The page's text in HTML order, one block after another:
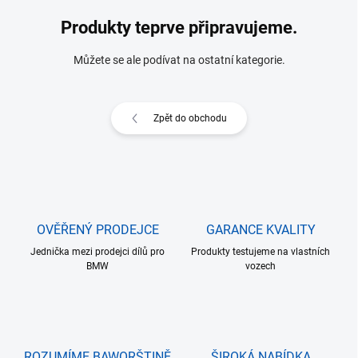
Produkty teprve připravujeme.
Můžete se ale podívat na ostatní kategorie.
Zpět do obchodu
OVĚŘENÝ PRODEJCE
Jednička mezi prodejci dílů pro
BMW
GARANCE KVALITY
Produkty testujeme na vlastních
vozech